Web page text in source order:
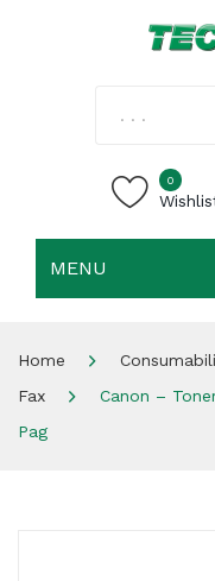
0
MENU
Home Consumabili
Fax
Canon –
Pag